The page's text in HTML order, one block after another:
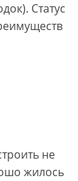
Статус
не
жилось